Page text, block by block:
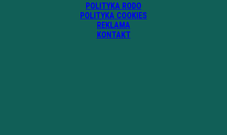
POLITYKA RODO
POLITYKA COOKIES
REKLAMA
KONTAKT